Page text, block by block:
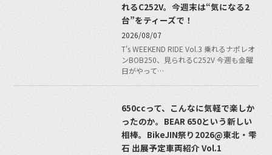
れるC252V。今週末は“気になる2
台”をティーズで！
2026/08/07
T's WEEKEND RIDE Vol.3 乗れるナポレオ
ンBOB250、見られるC252V 今週も金曜
日がやって…
650ccって、こんなに気軽で楽しか
ったのか。BEAR 650という新しい
相棒。BikeJIN祭り2026@東北・雫
石 出展予定車両紹介 Vol.1